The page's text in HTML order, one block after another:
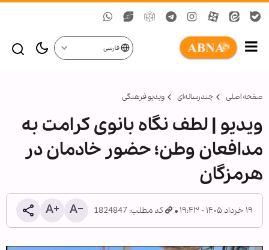
فارسی
صفحه اصلی چندرسانه‌ای ویدیو فرهنگی
ویدیو | لطف نگاه بانوی کرامت به
مدافعان وطن؛ حضور خادمان در
هرمزگان
۱۹ خرداد ۱۴۰۵ - ۱۹:۴۳ کد مطلب: 1824847